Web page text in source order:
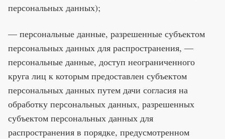
персональных данных);
— персональные данные, разрешенные субъектом
персональных данных для распространения, —
персональные данные, доступ неограниченного
круга лиц к которым предоставлен субъектом
персональных данных путем дачи согласия на
обработку персональных данных, разрешенных
субъектом персональных данных для
распространения в порядке, предусмотренном